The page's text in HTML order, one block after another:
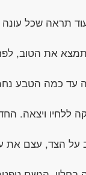
תראה שכל עונה
את הטוב,
עד כמה הטבע
ללחיו ויצאה.
על הצד, עצם את